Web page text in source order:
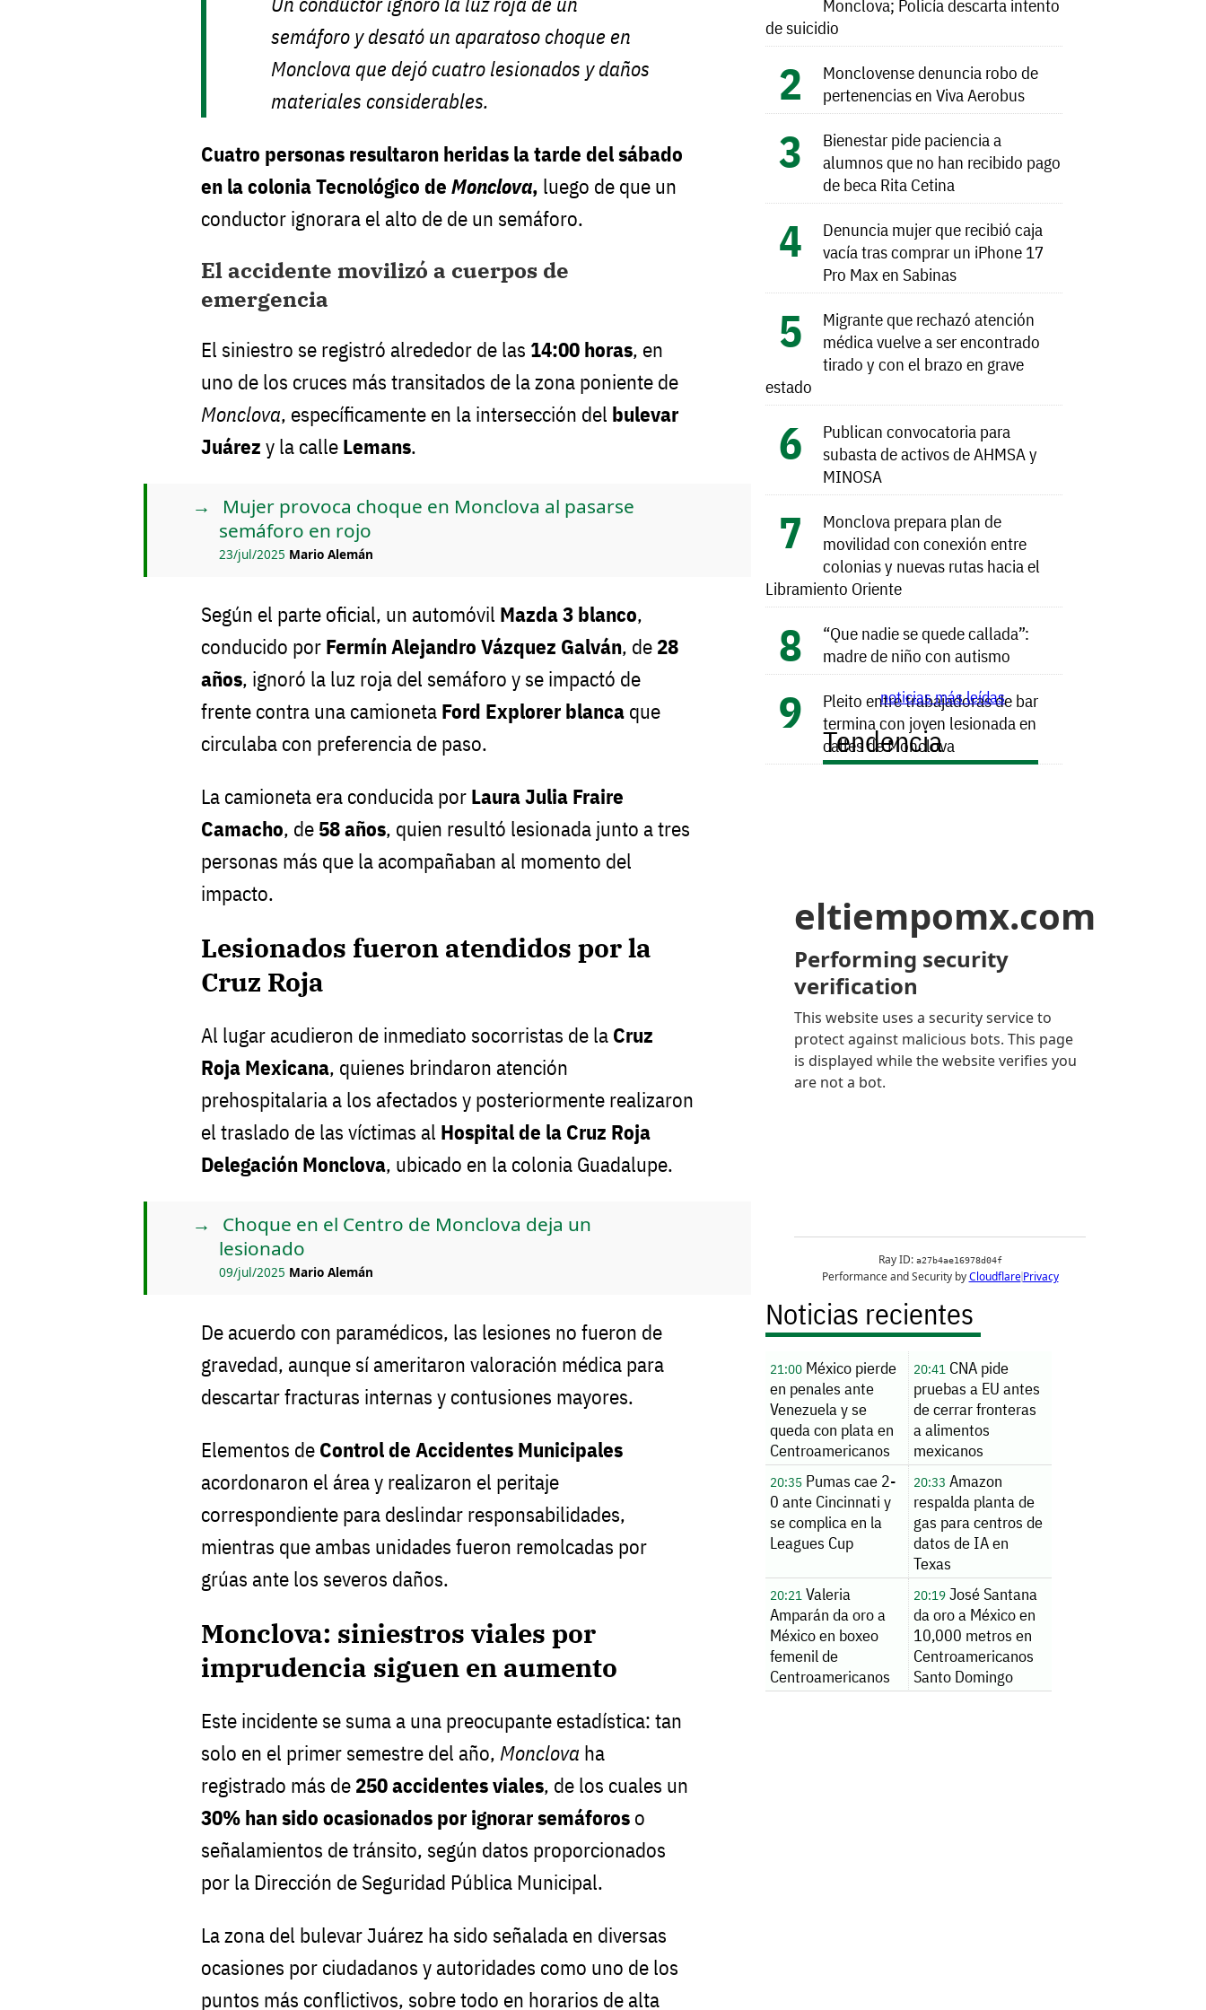
semáforo y desató un aparatoso choque en
Monclova que dejó cuatro lesionados y daños
materiales considerables.
Cuatro personas resultaron heridas la tarde del sábado
en la colonia Tecnológico de Monclova, luego de que un
conductor ignorara el alto de de un semáforo.
El accidente movilizó a cuerpos de
emergencia
El siniestro se registró alrededor de las 14:00 horas, en
uno de los cruces más transitados de la zona poniente de
Monclova, específicamente en la intersección del bulevar
Juárez y la calle Lemans.
Mujer provoca choque en Monclova al pasarse
semáforo en rojo
23/jul/2025 Mario Alemán
Según el parte oficial, un automóvil Mazda 3 blanco,
conducido por Fermín Alejandro Vázquez Galván, de 28
años, ignoró la luz roja del semáforo y se impactó de
frente contra una camioneta Ford Explorer blanca que
circulaba con preferencia de paso.
La camioneta era conducida por Laura Julia Fraire
Camacho, de 58 años, quien resultó lesionada junto a tres
personas más que la acompañaban al momento del
impacto.
Lesionados fueron atendidos por la
Cruz Roja
Al lugar acudieron de inmediato socorristas de la Cruz
Roja Mexicana, quienes brindaron atención
prehospitalaria a los afectados y posteriormente realizaron
el traslado de las víctimas al Hospital de la Cruz Roja
Delegación Monclova, ubicado en la colonia Guadalupe.
Choque en el Centro de Monclova deja un
lesionado
09/jul/2025 Mario Alemán
De acuerdo con paramédicos, las lesiones no fueron de
gravedad, aunque sí ameritaron valoración médica para
descartar fracturas internas y contusiones mayores.
Elementos de Control de Accidentes Municipales
acordonaron el área y realizaron el peritaje
correspondiente para deslindar responsabilidades,
mientras que ambas unidades fueron remolcadas por
grúas ante los severos daños.
Monclova: siniestros viales por
imprudencia siguen en aumento
Este incidente se suma a una preocupante estadística: tan
solo en el primer semestre del año, Monclova ha
registrado más de 250 accidentes viales, de los cuales un
30% han sido ocasionados por ignorar semáforos o
señalamientos de tránsito, según datos proporcionados
por la Dirección de Seguridad Pública Municipal.
La zona del bulevar Juárez ha sido señalada en diversas
ocasiones por ciudadanos y autoridades como uno de los
puntos más conflictivos, sobre todo en horarios de alta
Monclova; Policía descarta intento
de suicidio
Monclovense denuncia robo de
pertenencias en Viva Aerobus
Bienestar pide paciencia a
alumnos que no han recibido pago
de beca Rita Cetina
Denuncia mujer que recibió caja
vacía tras comprar un iPhone 17
Pro Max en Sabinas
Migrante que rechazó atención
médica vuelve a ser encontrado
tirado y con el brazo en grave
estado
Publican convocatoria para
subasta de activos de AHMSA y
MINOSA
Monclova prepara plan de
movilidad con conexión entre
colonias y nuevas rutas hacia el
Libramiento Oriente
“Que nadie se quede callada”:
madre de niño con autismo
Pleito entre trabajadoras de bar
termina con joven lesionada en
calles de Monclova
noticias más leídas
Tendencia
Noticias recientes
21:00 México pierde
en penales ante
Venezuela y se
queda con plata en
Centroamericanos
20:41CNA pide
pruebas a EU antes
de cerrar fronteras
a alimentos
mexicanos
20:35 Pumas cae 2-
0 ante Cincinnati y
se complica en la
Leagues Cup
20:33 Amazon
respalda planta de
gas para centros de
datos de IA en
Texas
20:21 Valeria
Amparán da oro a
México en boxeo
femenil de
Centroamericanos
20:19José Santana
da oro a México en
10,000 metros en
Centroamericanos
Santo Domingo
2026